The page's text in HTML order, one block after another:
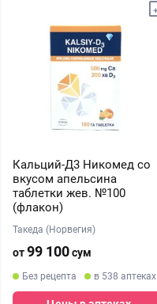
Кальций-Д3 Никомед со
вкусом апельсина
таблетки жев. №100
(флакон)
Такеда (Норвегия)
от99 100сум
Без рецепта в 538 аптеках